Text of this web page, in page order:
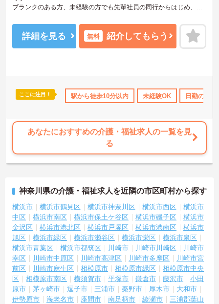
託児所・育児補助 無資格OK 年間休日110日以上
ブランクのある方、未経験の方でも先輩社員の同行からはじめ、丁
ご興味ある方には、面接のポイントなど、さらに詳細をお話致しま
すのでお気軽にご相談ください。
詳細を見る 無料 紹介してもらう
ここに注目！ 駅から徒歩10分以内 未経験OK 日勤のみ
あなたにおすすめの介護・福祉求人の一覧を見
る
神奈川県の介護・福祉求人を近隣の市区町村から探す
横浜市 横浜市鶴見区 横浜市神奈川区 横浜市西区
横浜市
中区
横浜市南区 横浜市保土ケ谷区 横浜市磯子区
横浜市
金沢区
横浜市港北区 横浜市戸塚区 横浜市港南区
横浜市
旭区
横浜市緑区 横浜市瀬谷区 横浜市栄区
横浜市泉区
横浜市青葉区
横浜市都筑区 川崎市 川崎市川崎区
川崎市
幸区
川崎市中原区 川崎市高津区 川崎市多摩区
川崎市宮
前区
川崎市麻生区 相模原市 相模原市緑区
相模原市中央
区
相模原市南区 横須賀市 平塚市 鎌倉市 藤沢市
小田
原市
茅ヶ崎市 逗子市 三浦市 秦野市 厚木市
大和市
伊勢原市
海老名市 座間市 南足柄市 綾瀬市
三浦郡葉山